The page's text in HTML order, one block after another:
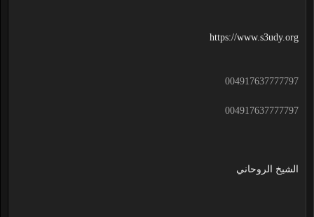
https://www.s3udy.org
004917637777797
004917637777797
الشيخ الروحاني